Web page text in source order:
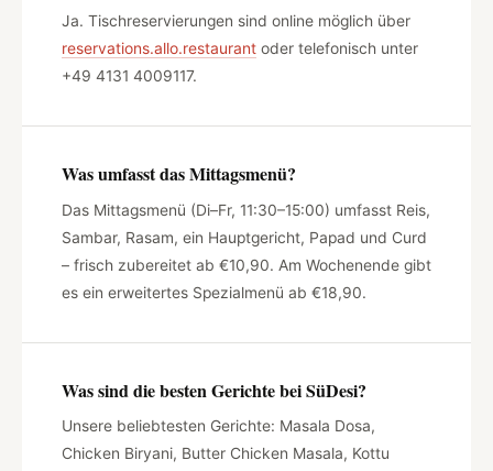
Ja. Tischreservierungen sind online möglich über
reservations.allo.restaurant oder telefonisch unter
+49 4131 4009117.
Was umfasst das Mittagsmenü?
Das Mittagsmenü (Di–Fr, 11:30–15:00) umfasst Reis,
Sambar, Rasam, ein Hauptgericht, Papad und Curd
– frisch zubereitet ab €10,90. Am Wochenende gibt
es ein erweitertes Spezialmenü ab €18,90.
Was sind die besten Gerichte bei SüDesi?
Unsere beliebtesten Gerichte: Masala Dosa,
Chicken Biryani, Butter Chicken Masala, Kottu